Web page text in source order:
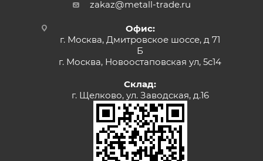
zakaz@metall-trade.ru
Офис:
г. Москва, Дмитровское шоссе, д 71
Б
г. Москва, Новоостаповская ул, 5с14
Склад:
г. Щелково, ул. Заводская, д.16